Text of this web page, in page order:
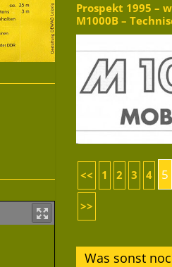
Prospekt 1995 –
M1000B –
<< 1 2 3 4 5
>>
Was sonst